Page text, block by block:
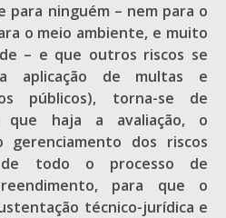
para ninguém – nem para o
o meio ambiente, e muito
– e que outros riscos se
aplicação de multas e
públicos), torna-se de
que haja a avaliação, o
gerenciamento dos riscos
todo o processo de
para que o
técnico-jurídica e